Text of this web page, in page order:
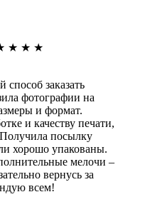
★ ★ ★
заказать
фотографии на
и формат.
и качеству печати,
посылку
хорошо упакованы.
мелочи –
вернусь за
всем!